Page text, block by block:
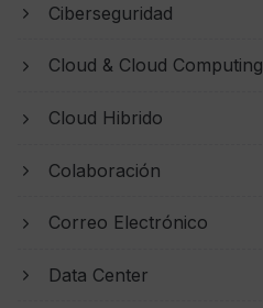
Ciberseguridad
Cloud & Cloud Computing
Cloud Hibrido
Colaboración
Correo Electrónico
Data Center